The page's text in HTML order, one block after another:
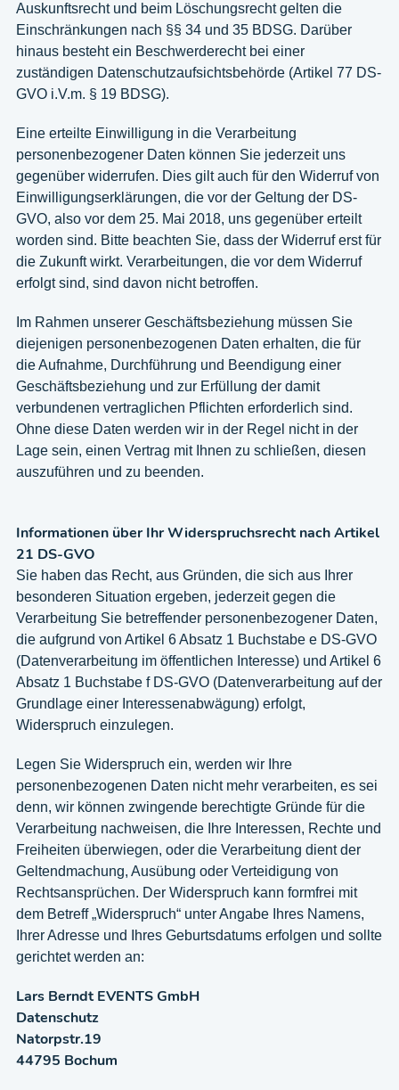
Auskunftsrecht und beim Löschungsrecht gelten die
Einschränkungen nach §§ 34 und 35 BDSG. Darüber
hinaus besteht ein Beschwerderecht bei einer
zuständigen Datenschutzaufsichtsbehörde (Artikel 77 DS-
GVO i.V.m. § 19 BDSG).
Eine erteilte Einwilligung in die Verarbeitung
personenbezogener Daten können Sie jederzeit uns
gegenüber widerrufen. Dies gilt auch für den Widerruf von
Einwilligungserklärungen, die vor der Geltung der DS-
GVO, also vor dem 25. Mai 2018, uns gegenüber erteilt
worden sind. Bitte beachten Sie, dass der Widerruf erst für
die Zukunft wirkt. Verarbeitungen, die vor dem Widerruf
erfolgt sind, sind davon nicht betroffen.
Im Rahmen unserer Geschäftsbeziehung müssen Sie
diejenigen personenbezogenen Daten erhalten, die für
die Aufnahme, Durchführung und Beendigung einer
Geschäftsbeziehung und zur Erfüllung der damit
verbundenen vertraglichen Pflichten erforderlich sind.
Ohne diese Daten werden wir in der Regel nicht in der
Lage sein, einen Vertrag mit Ihnen zu schließen, diesen
auszuführen und zu beenden.
Informationen über Ihr Widerspruchsrecht nach Artikel
21 DS-GVO
Sie haben das Recht, aus Gründen, die sich aus Ihrer
besonderen Situation ergeben, jederzeit gegen die
Verarbeitung Sie betreffender personenbezogener Daten,
die aufgrund von Artikel 6 Absatz 1 Buchstabe e DS-GVO
(Datenverarbeitung im öffentlichen Interesse) und Artikel 6
Absatz 1 Buchstabe f DS-GVO (Datenverarbeitung auf der
Grundlage einer Interessenabwägung) erfolgt,
Widerspruch einzulegen.
Legen Sie Widerspruch ein, werden wir Ihre
personenbezogenen Daten nicht mehr verarbeiten, es sei
denn, wir können zwingende berechtigte Gründe für die
Verarbeitung nachweisen, die Ihre Interessen, Rechte und
Freiheiten überwiegen, oder die Verarbeitung dient der
Geltendmachung, Ausübung oder Verteidigung von
Rechtsansprüchen. Der Widerspruch kann formfrei mit
dem Betreff „Widerspruch“ unter Angabe Ihres Namens,
Ihrer Adresse und Ihres Geburtsdatums erfolgen und sollte
gerichtet werden an:
Lars Berndt EVENTS GmbH
Datenschutz
Natorpstr.19
44795 Bochum